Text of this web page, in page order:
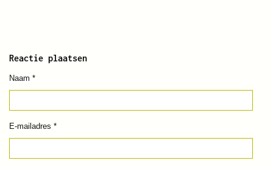
Reactie plaatsen
Naam *
E-mailadres *